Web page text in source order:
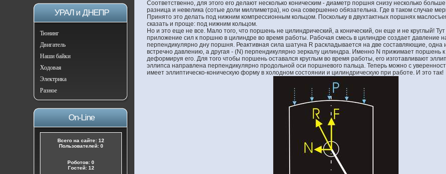
УРАЛ и ДНЕПР
Тюнинг
Двигатель
Наши байки
Ходовая
Электрика
Разное
On-Line
Всего на сайте: 12
Пользователей: 0
Роботов: 0
Гостей: 12
Соответственно, для этого его делают несколько коническим - диаметр поршня снизу несколько
разница и невелика (сотые доли миллиметра), но она совершенно обязательна. Где в таком случае
Принято это делать под нижним компрессионным кольцом. Поскольку в двухтактных поршнях
сказать и проще: под нижним кольцом.
Но и это еще не все. Мало того, что поршень не цилиндрический, а конический, он еще и не круглый!
приложение сил к поршню в цилиндре во время работы. Рабочая смесь в цилиндре создает давление
перпендикулярно дну поршня. Реактивная сила шатуна R раскладывается на две составляющие, одна
встречно давлению, а другая - (N) перпендикулярно зеркалу цилиндра. Именно N прижимает поршень
деформируя его. Для того чтобы поршень оставался круглым во время работы, его изготавливают
эллипса направлена перпендикулярно продольной оси поршневого пальца. Теперь можно с
имеет эллиптическо-коническую форму в холодном состоянии и цилиндрическую при работе. И это так!